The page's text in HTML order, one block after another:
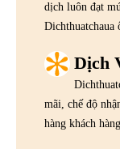
dịch luôn đạt
Dichthuatchaua
Dịch
mãi, chế độ
hàng khách